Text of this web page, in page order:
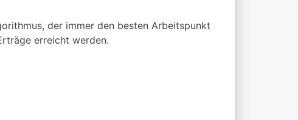
der immer den besten Arbeitspunkt
erreicht werden.